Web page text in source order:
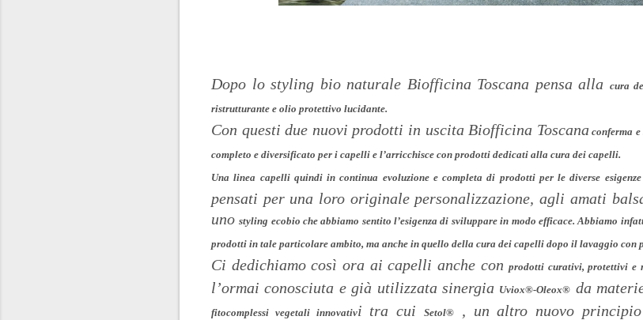
Dopo lo styling bio naturale Biofficina Toscana pensa alla cura
ristrutturante e olio protettivo lucidante.
Con questi due nuovi prodotti in uscita Biofficina Toscanaconferma e
completo e diversificato per i capelli e l’arricchisce con prodotti dedicati alla cura dei capelli.
Una linea capelli quindi in continua evoluzione e completa di prodotti per le diverse esigenze
pensati per una loro originale personalizzazione, agli amati
unostyling ecobio che abbiamo sentito l’esigenza di sviluppare in modo efficace. Abbiamo
prodotti in tale particolare ambito, ma anche in quello della cura dei capelli dopo il lavaggio con
Ci dedichiamo così ora ai capelli anche conprodotti curativi, protettivi e
l’ormai conosciuta e già utilizzata sinergia Uviox®-Oleox® da
fitocomplessi vegetali innovativi tra cuiSetol®
, un altro nuovo